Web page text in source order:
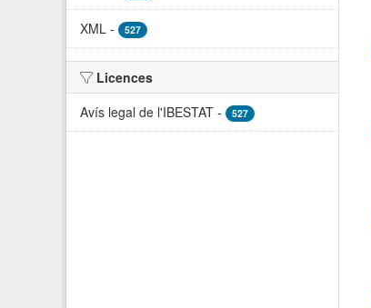
XML - 527
Licences
Avís legal de l'IBESTAT - 527